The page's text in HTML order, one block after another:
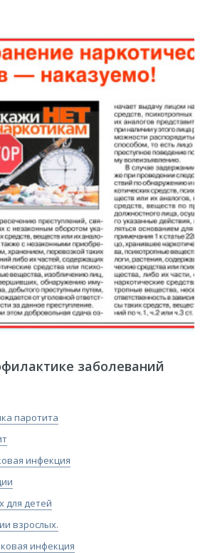
заболеваний
паротита
инфекция
для детей
взрослых.
инфекция